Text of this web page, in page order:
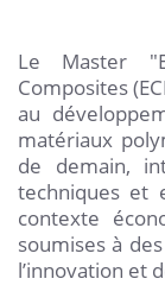
Le Master
Composites
au
matériaux
de demain,
techniques et
contexte
soumises à
l’innovation et